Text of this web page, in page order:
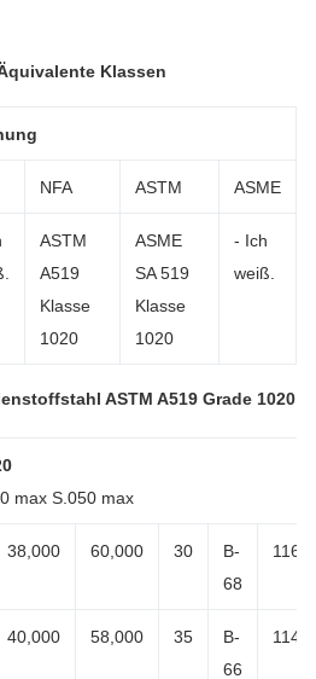
Klassen
NFA ASTM ASME
ASTM
A519
Klasse
1020
ASME
SA 519
Klasse
1020
- Ich
weiß.
ASTM A519 Grade 1020
max S.050 max
38,000 60,000 30
B-
68
116
40,000 58,000 35
B-
66
114